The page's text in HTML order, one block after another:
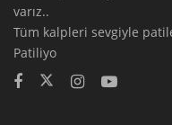
varız..
Tüm kalpleri sevgiyle
Patiliyo